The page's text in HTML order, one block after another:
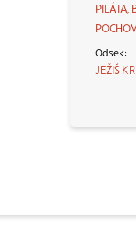
PILÁTA,
JEŽIŠ